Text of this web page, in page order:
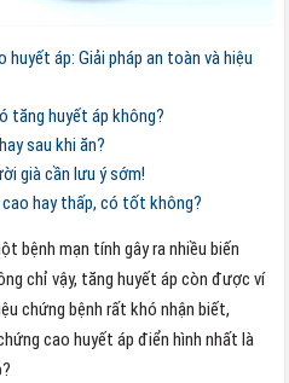
áp: Giải pháp an toàn và hiệu
tăng huyết áp không?
sau khi ăn?
già cần lưu ý sớm!
hay thấp, có tốt không?
bệnh mạn tính gây ra nhiều biến
chỉ vậy, tăng huyết áp còn được ví
chứng bệnh rất khó nhận biết,
cao huyết áp điển hình nhất là